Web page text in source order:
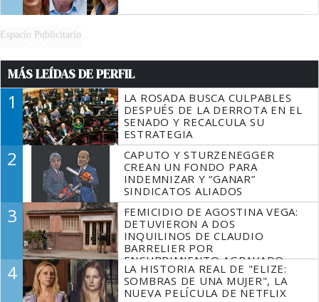
Espacio Publicitario
MÁS LEÍDAS DE PERFIL
1
LA ROSADA BUSCA CULPABLES
DESPUÉS DE LA DERROTA EN EL
SENADO Y RECALCULA SU
ESTRATEGIA
2
CAPUTO Y STURZENEGGER
CREAN UN FONDO PARA
INDEMNIZAR Y “GANAR”
SINDICATOS ALIADOS
3
FEMICIDIO DE AGOSTINA VEGA:
DETUVIERON A DOS
INQUILINOS DE CLAUDIO
BARRELIER POR
ENCUBRIMIENTO AGRAVADO
4
LA HISTORIA REAL DE "ELIZE:
SOMBRAS DE UNA MUJER", LA
NUEVA PELÍCULA DE NETFLIX